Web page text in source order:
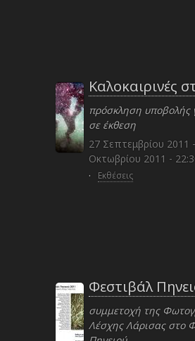
Καλοκαιρινές
πρόσκληση υποβολής
σε έκθεση
27 Σεπτεμβρίου 2011
Οκτωβρίου 2011 -
· Εκθέσεις
Φεστιβάλ
συμμετοχή της
Λέσχης Λάρισας στο